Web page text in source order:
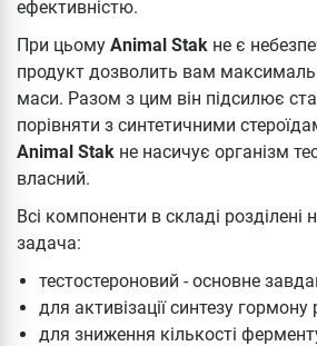
ефективністю.
При цьому Animal Stak не є
продукт дозволить вам
маси. Разом з цим він підсилює
порівняти з синтетичними
Animal Stak не насичує організм
власний.
Всі компоненти в складі розділені
задача:
тестостероновий - основне
для активізації синтезу гормону
для зниження кількості